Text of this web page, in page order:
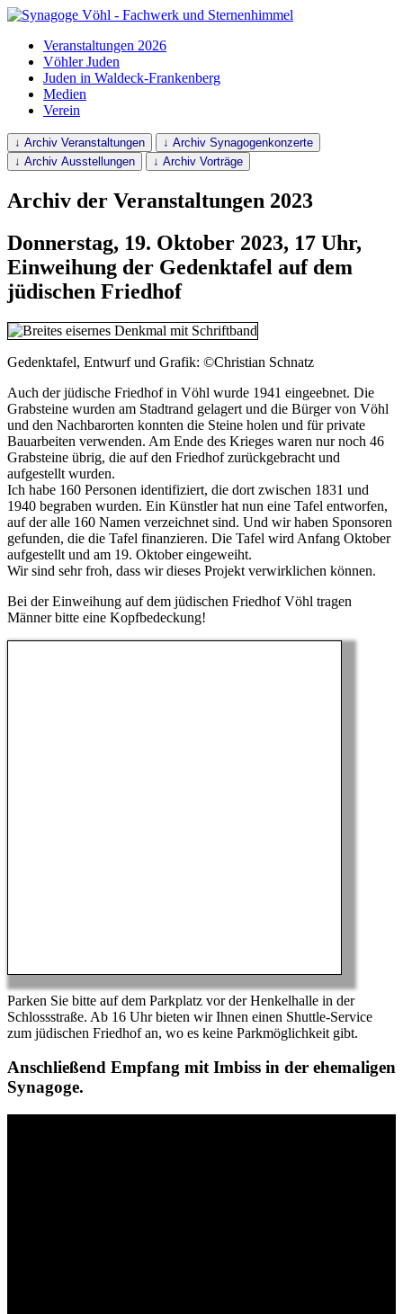
Veranstaltungen 2026
Vöhler Juden
Juden in Waldeck-Frankenberg
Medien
Verein
↓ Archiv Veranstaltungen
↓ Archiv Synagogenkonzerte
↓ Archiv Ausstellungen
↓ Archiv Vorträge
Archiv der Veranstaltungen 2023
Donnerstag, 19. Oktober 2023, 17 Uhr,
Einweihung der Gedenktafel auf dem
jüdischen Friedhof
Gedenktafel, Entwurf und Grafik: ©Christian Schnatz
Auch der jüdische Friedhof in Vöhl wurde 1941 eingeebnet. Die
Grabsteine wurden am Stadtrand gelagert und die Bürger von Vöhl
und den Nachbarorten konnten die Steine holen und für private
Bauarbeiten verwenden. Am Ende des Krieges waren nur noch 46
Grabsteine übrig, die auf den Friedhof zurückgebracht und
aufgestellt wurden.
Ich habe 160 Personen identifiziert, die dort zwischen 1831 und
1940 begraben wurden. Ein Künstler hat nun eine Tafel entworfen,
auf der alle 160 Namen verzeichnet sind. Und wir haben Sponsoren
gefunden, die die Tafel finanzieren. Die Tafel wird Anfang Oktober
aufgestellt und am 19. Oktober eingeweiht.
Wir sind sehr froh, dass wir dieses Projekt verwirklichen können.
Bei der Einweihung auf dem jüdischen Friedhof Vöhl tragen
Männer bitte eine Kopfbedeckung!
Parken Sie bitte auf dem Parkplatz vor der Henkelhalle in der
Schlossstraße. Ab 16 Uhr bieten wir Ihnen einen Shuttle-Service
zum jüdischen Friedhof an, wo es keine Parkmöglichkeit gibt.
Anschließend Empfang mit Imbiss in der ehemaligen
Synagoge.